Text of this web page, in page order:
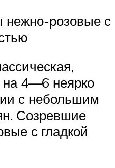
розовые с
на 4—6 неярко
с небольшим
Созревшие
с гладкой